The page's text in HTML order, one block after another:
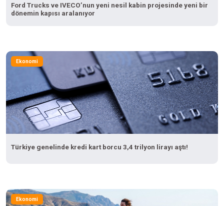
Ford Trucks ve IVECO’nun yeni nesil kabin projesinde yeni bir
dönemin kapısı aralanıyor
Ekonomi
Türkiye genelinde kredi kart borcu 3,4 trilyon lirayı aştı!
Ekonomi